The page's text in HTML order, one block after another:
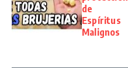
de
Espíritus
Malignos